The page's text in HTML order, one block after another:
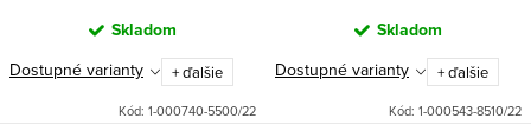
Skladom
Dostupné varianty
+ ďalšie
Kód: 1-000740-5500/22
Skladom
Dostupné varianty
+ ďalšie
Kód: 1-000543-8510/22